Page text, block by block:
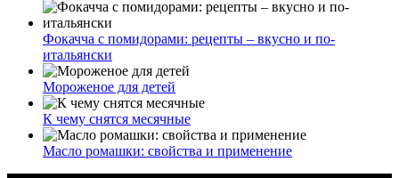
Фокачча с помидорами: рецепты – вкусно и по-
итальянски
Мороженое для детей
К чему снятся месячные
Масло ромашки: свойства и применение